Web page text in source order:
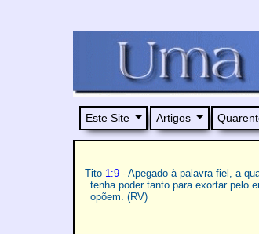
Este Site Artigos
Tito 1:9 - Apegado à palavra fiel, a
tenha poder tanto para exortar pelo
opõem. (RV)